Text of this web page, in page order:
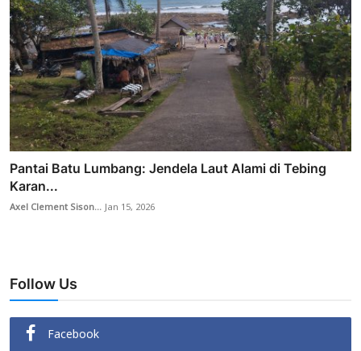
Pantai Batu Lumbang: Jendela Laut Alami di Tebing
Karan...
Axel Clement Sison...Jan 15, 2026
Follow Us
Facebook